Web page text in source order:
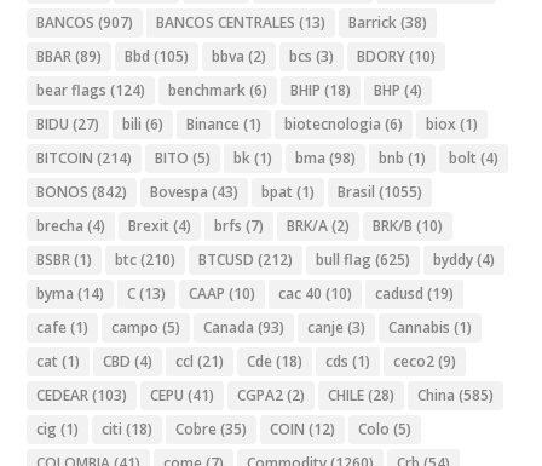
BANCOS (907) BANCOS CENTRALES (13) Barrick(38)
BBAR(89) Bbd (105) bbva (2) bcs (3) BDORY(10)
bear flags (124) benchmark(6) BHIP (18) BHP (4)
BIDU (27) bili (6) Binance (1) biotecnologia (6) biox (1)
BITCOIN (214) BITO (5) bk(1) bma (98) bnb (1) bolt (4)
BONOS (842) Bovespa (43) bpat (1) Brasil (1055)
brecha (4) Brexit (4) brfs (7) BRK/A(2) BRK/B (10)
BSBR(1) btc(210) BTCUSD (212) bull flag (625) byddy(4)
byma (14) C(13) CAAP (10) cac 40 (10) cadusd (19)
cafe (1) campo (5) Canada (93) canje (3) Cannabis (1)
cat (1) CBD (4) ccl (21) Cde (18) cds (1) ceco2(9)
CEDEAR(103) CEPU (41) CGPA2(2) CHILE(28) China (585)
cig (1) citi (18) Cobre (35) COIN (12) Colo (5)